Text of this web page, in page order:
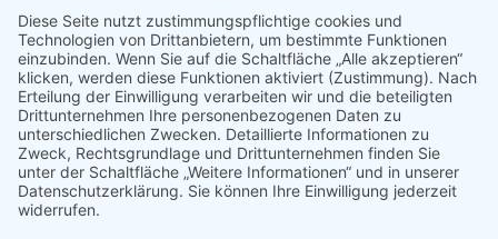
Standorte Anrufen Kunden-Shop Menü
Cookie-Einstellungen anzeigen